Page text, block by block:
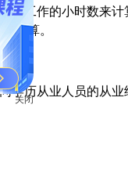
习工作的小时数来
换算。
学历从业人员的从